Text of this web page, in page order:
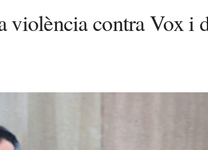
violència contra Vox i